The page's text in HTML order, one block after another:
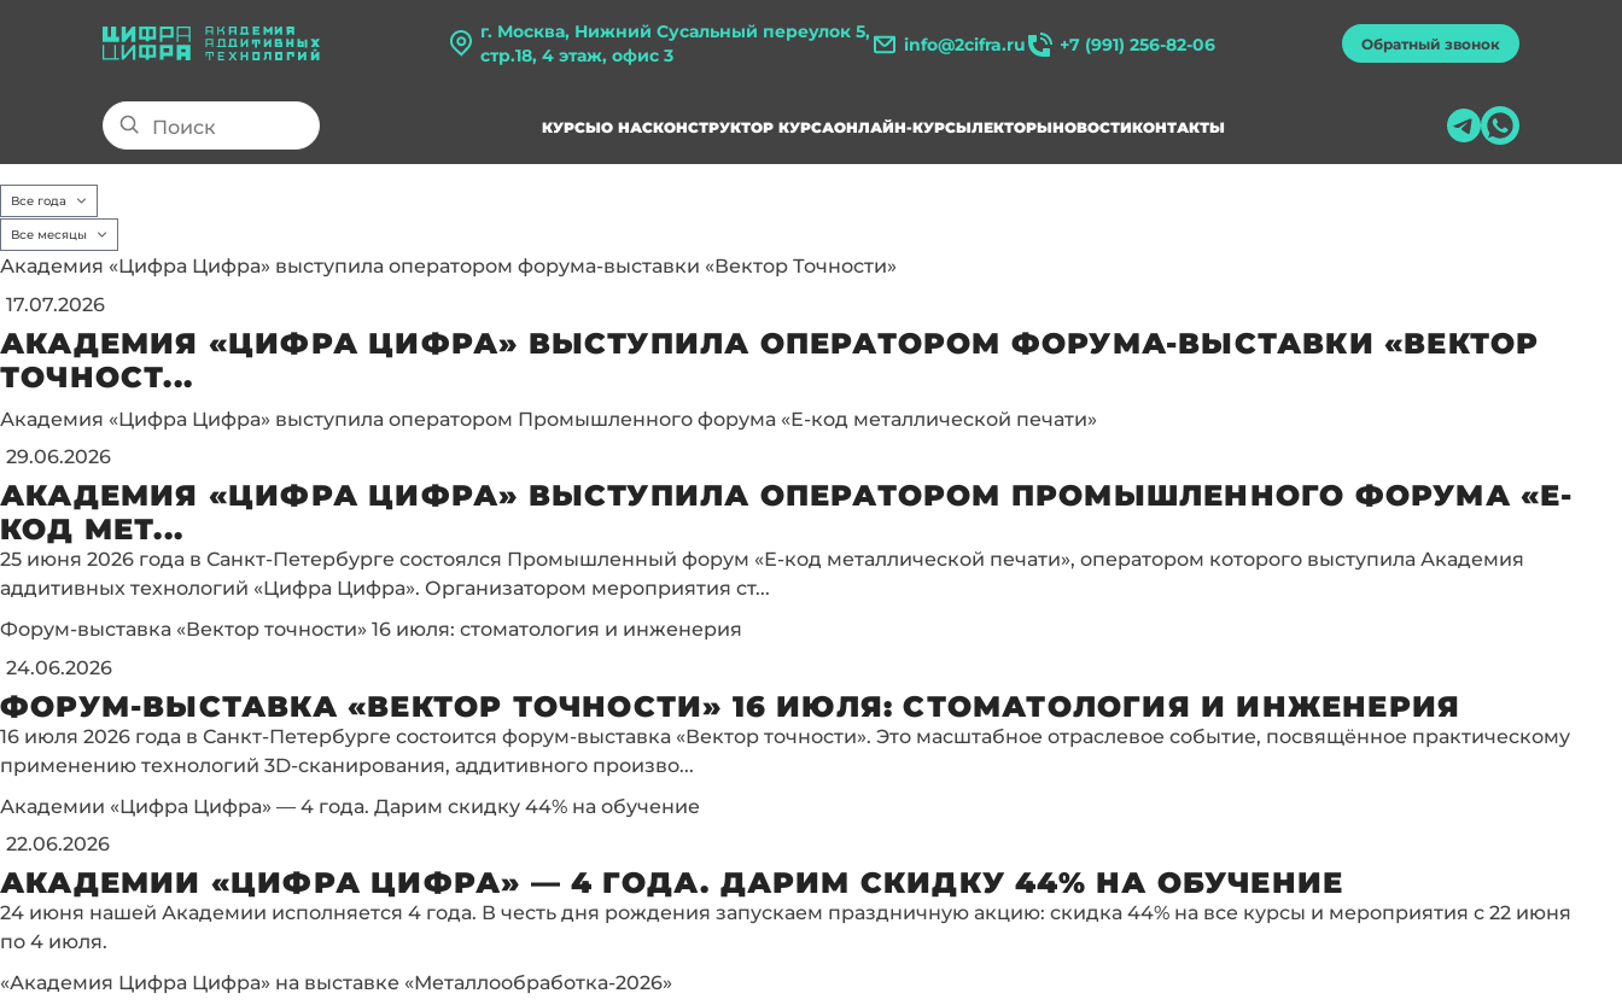
г. Москва, Нижний Сусальный переулок 5,
стр.18, 4 этаж, офис 3
info@2cifra.ru +7 (991) 256-82-06 Обратный звонок
КУРСЫО НАСКОНСТРУКТОР КУРСАОНЛАЙН-КУРСЫЛЕКТОРЫНОВОСТИКОНТАКТЫ
Академия «Цифра Цифра» выступила оператором форума-выставки «Вектор Точности»
17.07.2026
АКАДЕМИЯ «ЦИФРА ЦИФРА» ВЫСТУПИЛА ОПЕРАТОРОМ ФОРУМА-ВЫСТАВКИ «ВЕКТОР
ТОЧНОСТ...
Академия «Цифра Цифра» выступила оператором Промышленного форума «Е-код металлической печати»
29.06.2026
АКАДЕМИЯ «ЦИФРА ЦИФРА» ВЫСТУПИЛА ОПЕРАТОРОМ ПРОМЫШЛЕННОГО ФОРУМА «Е-
КОД МЕТ...
25 июня 2026 года в Санкт-Петербурге состоялся Промышленный форум «Е-код металлической печати», оператором которого выступила Академия
аддитивных технологий «Цифра Цифра». Организатором мероприятия ст...
Форум-выставка «Вектор точности» 16 июля: стоматология и инженерия
24.06.2026
ФОРУМ-ВЫСТАВКА «ВЕКТОР ТОЧНОСТИ» 16 ИЮЛЯ: СТОМАТОЛОГИЯ И ИНЖЕНЕРИЯ
16 июля 2026 года в Санкт-Петербурге состоится форум-выставка «Вектор точности». Это масштабное отраслевое событие, посвящённое практическому
применению технологий 3D-сканирования, аддитивного произво...
Академии «Цифра Цифра» — 4 года. Дарим скидку 44% на обучение
22.06.2026
АКАДЕМИИ «ЦИФРА ЦИФРА» — 4 ГОДА. ДАРИМ СКИДКУ 44% НА ОБУЧЕНИЕ
24 июня нашей Академии исполняется 4 года. В честь дня рождения запускаем праздничную акцию: скидка 44% на все курсы и мероприятия с 22 июня
по 4 июля.
«Академия Цифра Цифра» на выставке «Металлообработка-2026»